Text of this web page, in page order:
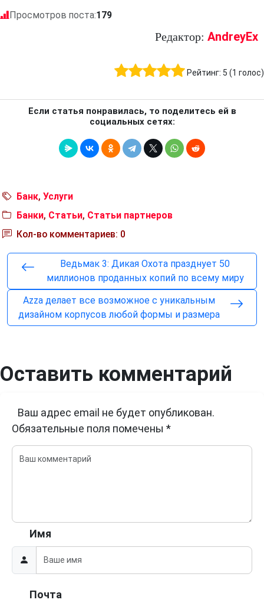
Просмотров поста:179
Редактор: AndreyEx
Рейтинг: 5 (1 голос)
Если статья понравилась, то поделитесь ей в
социальных сетях:
Банк, Услуги
Банки, Статьи, Статьи партнеров
Кол-во комментариев: 0
Ведьмак 3: Дикая Охота празднует 50
миллионов проданных копий по всему миру
Azza делает все возможное с уникальным
дизайном корпусов любой формы и размера
Оставить комментарий
Ваш адрес email не будет опубликован.
Обязательные поля помечены *
Имя
Почта